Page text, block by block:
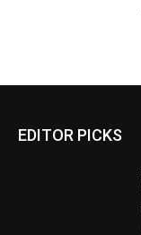
EDITOR PICKS